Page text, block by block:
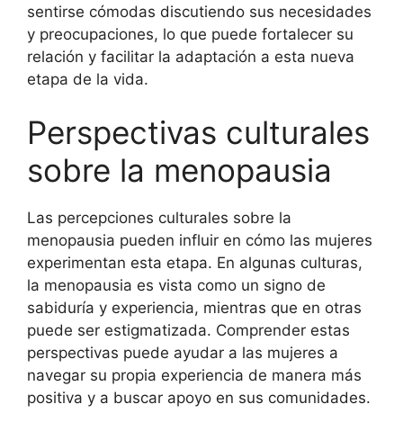
sentirse cómodas discutiendo sus necesidades
y preocupaciones, lo que puede fortalecer su
relación y facilitar la adaptación a esta nueva
etapa de la vida.
Perspectivas culturales
sobre la menopausia
Las percepciones culturales sobre la
menopausia pueden influir en cómo las mujeres
experimentan esta etapa. En algunas culturas,
la menopausia es vista como un signo de
sabiduría y experiencia, mientras que en otras
puede ser estigmatizada. Comprender estas
perspectivas puede ayudar a las mujeres a
navegar su propia experiencia de manera más
positiva y a buscar apoyo en sus comunidades.